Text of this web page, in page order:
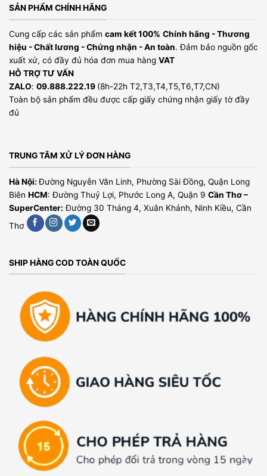
SẢN PHẨM CHÍNH HÃNG
Cung cấp các sản phẩm cam kết 100% Chính hãng - Thương
hiệu - Chất lương - Chứng nhận - An toàn. Đảm bảo nguồn gốc
xuất xứ, có đầy đủ hóa đơn mua hàng VAT
HỖ TRỢ TƯ VẤN
ZALO: 09.888.222.19 (8h-22h T2,T3,T4,T5,T6,T7,CN)
Toàn bộ sản phẩm đều được cấp giấy chứng nhận giấy tờ đầy
đủ
TRUNG TÂM XỬ LÝ ĐƠN HÀNG
Hà Nội:Đường Nguyễn Văn Linh, Phường Sài Đồng, Quận Long
Biên HCM: Đường Thuỷ Lợi, Phước Long A, Quận 9 Cần Thơ –
SuperCenter: Đường 30 Tháng 4, Xuân Khánh, Ninh Kiều, Cần
Thơ
SHIP HÀNG COD TOÀN QUỐC